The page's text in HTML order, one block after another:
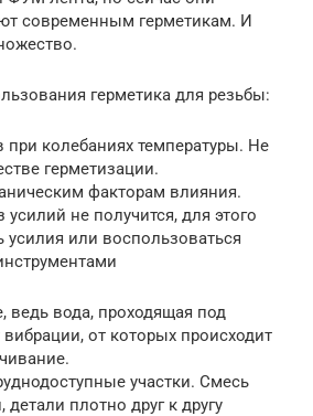
современным герметикам. И
герметика для резьбы:
при колебаниях температуры. Не
герметизации.
факторам влияния.
усилий не получится, для этого
усилия или воспользоваться
ведь вода, проходящая под
от которых происходит
участки. Смесь
плотно друг к другу